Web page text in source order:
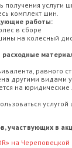
получения услуги
комплект шин.
работы:
в сборе
на колесный
расходные
равного
другими видами
на
участвующих в
на Череповецкой